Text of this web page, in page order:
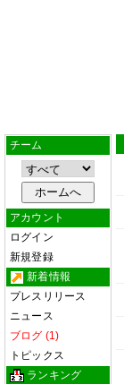
チーム
アカウント
ログイン
新規登録
新着情報
プレスリリース
ニュース
ブログ (1)
トピックス
ランキング